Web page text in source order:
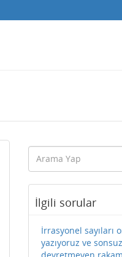
İlgili sorular
İrrasyonel sayıları
yazıyoruz ve